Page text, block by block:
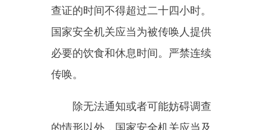
国家安全机关工作人员进行检
查、查封、扣押等重要取证工作，
应当对全过程进行录音录像，留存
备查。
第三十二条在国家安全机关调
查了解有关间谍行为的情况、收集